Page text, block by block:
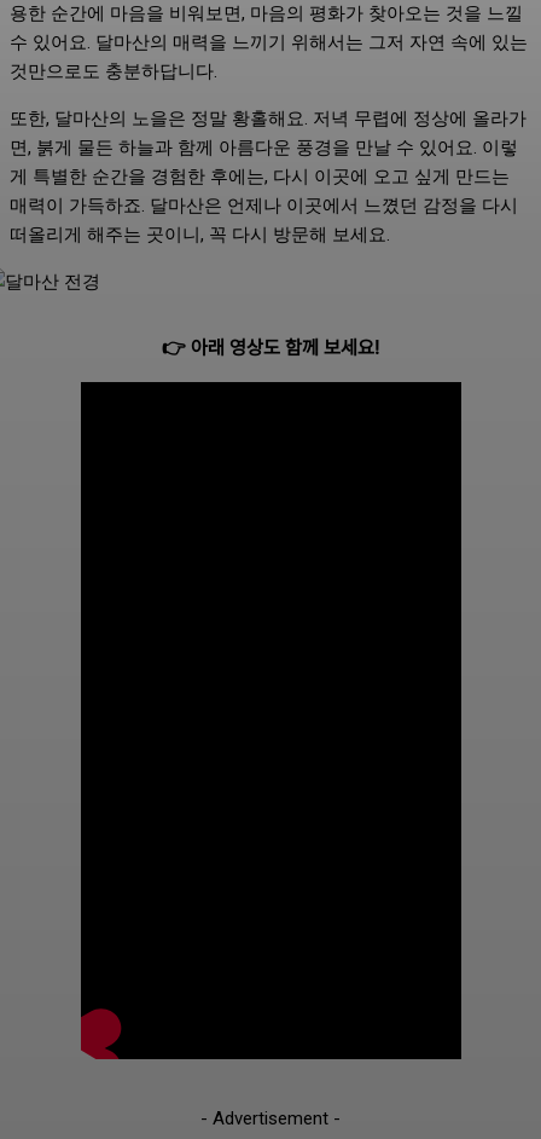
용한 순간에 마음을 비워보면, 마음의 평화가 찾아오는 것을 느낄
수 있어요. 달마산의 매력을 느끼기 위해서는 그저 자연 속에 있는
것만으로도 충분하답니다.
또한, 달마산의 노을은 정말 황홀해요. 저녁 무렵에 정상에 올라가
면, 붉게 물든 하늘과 함께 아름다운 풍경을 만날 수 있어요. 이렇
게 특별한 순간을 경험한 후에는, 다시 이곳에 오고 싶게 만드는
매력이 가득하죠. 달마산은 언제나 이곳에서 느꼈던 감정을 다시
떠올리게 해주는 곳이니, 꼭 다시 방문해 보세요.
👉 아래 영상도 함께 보세요!
- Advertisement -